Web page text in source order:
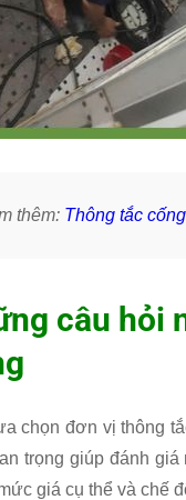
thêm: Thông tắc
câu hỏi
chọn đơn vị thông
trọng giúp đánh
giá cụ thể và chế